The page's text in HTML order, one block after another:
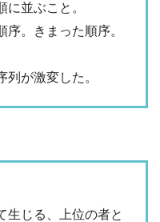
に並ぶこと。
序。きまった順序。
が激変した。
生じる、上位の者と